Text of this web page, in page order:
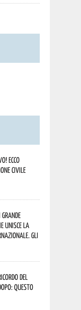
Ecco
civile
grande
unisce la
Gli
del
questo